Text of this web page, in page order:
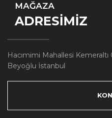
MAĞAZA
ADRESİMİZ
Hacımimi Mahallesi
Beyoğlu İstanbul